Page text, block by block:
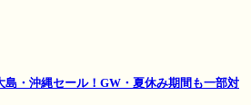
島・沖縄セール！GW・夏休み期間も一部対